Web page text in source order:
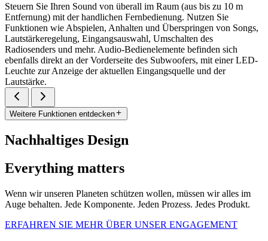
Steuern Sie Ihren Sound von überall im Raum (aus bis zu 10 m
Entfernung) mit der handlichen Fernbedienung. Nutzen Sie
Funktionen wie Abspielen, Anhalten und Überspringen von Songs,
Lautstärkeregelung, Eingangsauswahl, Umschalten des
Radiosenders und mehr. Audio-Bedienelemente befinden sich
ebenfalls direkt an der Vorderseite des Subwoofers, mit einer LED-
Leuchte zur Anzeige der aktuellen Eingangsquelle und der
Lautstärke.
Weitere Funktionen entdecken
Nachhaltiges Design
Everything matters
Wenn wir unseren Planeten schützen wollen, müssen wir alles im
Auge behalten. Jede Komponente. Jeden Prozess. Jedes Produkt.
ERFAHREN SIE MEHR ÜBER UNSER ENGAGEMENT